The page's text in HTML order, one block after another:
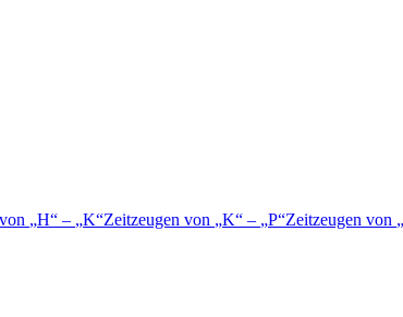
H – K Zeitzeugen von K – P Zeitzeugen von